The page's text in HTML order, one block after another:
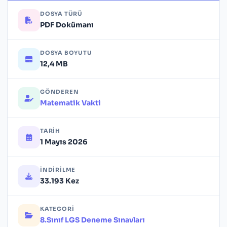
DOSYA TÜRÜ
PDF Dokümanı
DOSYA BOYUTU
12,4 MB
GÖNDEREN
Matematik Vakti
TARIH
1 Mayıs 2026
İNDIRILME
33.193 Kez
KATEGORI
8.Sınıf LGS Deneme Sınavları